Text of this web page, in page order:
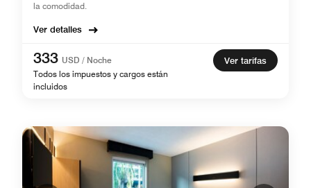
la comodidad.
Ver detalles
333 USD / Noche
Todos los impuestos y cargos están
incluidos
Ver tarifas